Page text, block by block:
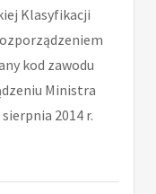
Klasyfikacji
kod zawodu
Ministra
2014 r.